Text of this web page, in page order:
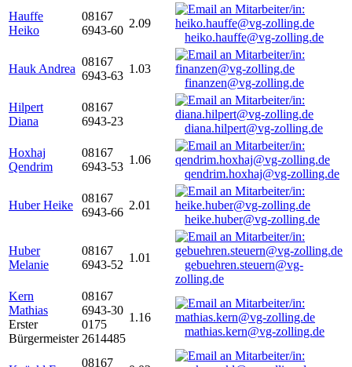
Hauffe
Heiko
08167
6943-60
2.09
heiko.hauffe@vg-zolling.de
Hauk Andrea
08167
6943-63
1.03
finanzen@vg-zolling.de
Hilpert
Diana
08167
6943-23
diana.hilpert@vg-zolling.de
Hoxhaj
Qendrim
08167
6943-53
1.06
qendrim.hoxhaj@vg-zolling.de
Huber Heike
08167
6943-66
2.01
heike.huber@vg-zolling.de
Huber
Melanie
08167
6943-52
1.01
gebuehren.steuern@vg-
zolling.de
Kern
Mathias
Erster
Bürgermeister
08167
6943-30
0175
2614485
1.16
mathias.kern@vg-zolling.de
08167